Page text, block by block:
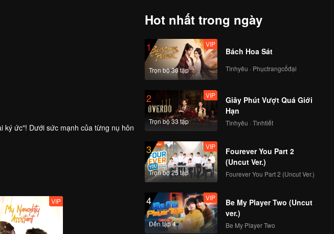
ký ức"! Dưới sức mạnh của từng nụ hôn
VIP
Hot nhất trong ngày
1
Trọn bộ 36 tập
VIP
Bách Hoa Sát
Tìnhyêu · Phụctrangcổđại
2
Trọn bộ 33 tập
VIP
Giây Phút Vượt Quá Giới
Hạn
Tìnhyêu · Tìnhtiết
3
Trọn bộ 25 tập
VIP
Fourever You Part 2
(Uncut Ver.)
Fourever You Part 2 (Uncut Ver.)
4
Đến tập 4
VIP
Be My Player Two (Uncut
ver.)
Be My Player Two